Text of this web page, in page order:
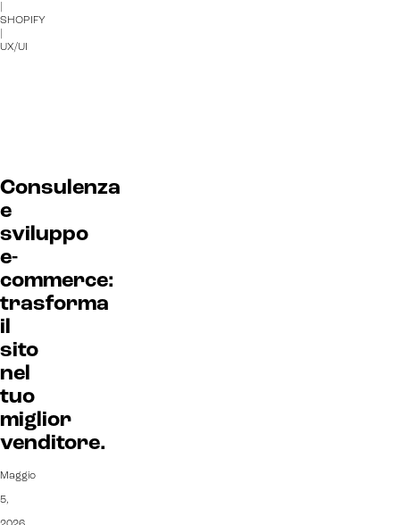
SHOPIFY
UX/UI
Consulenza
e
sviluppo
e-
commerce:
trasforma
il
sito
nel
tuo
miglior
venditore.
Maggio
5,